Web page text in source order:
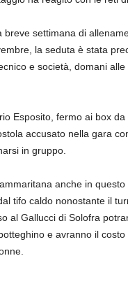
breve settimana di
la seduta è stata
e società, domani
Esposito, fermo ai box
accusato nella gara
in gruppo.
anche in questo
tifo caldo nonostante il
al Gallucci di Solofra
e avranno il